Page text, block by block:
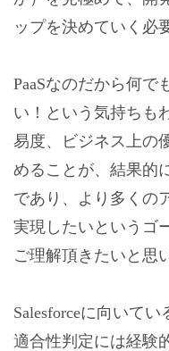
ップを決めていく必
PaaSなのだから何で
い！という気持ちも
易度、ビジネス上の
めることが、結果的
であり、より多くの
実現したいというゴ
ご理解頂きたいと思
Salesforceに向いて
適合性判定には経験